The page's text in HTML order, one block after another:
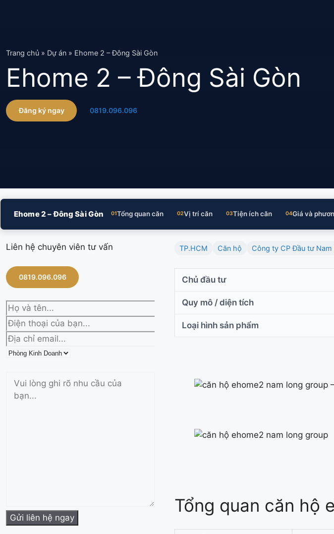
Trang chủ » Dự án » Ehome 2 – Đông Sài Gòn
Ehome 2 – Đông Sài Gòn
Đăng ký ngay 0819.096.096
Ehome 2 – Đông Sài Gòn 01Tổng quan căn 02Vị trí căn 03Tiện ích căn 04Giá và
Liên hệ chuyên viên tư vấn
0819.096.096
TP.HCM Căn hộ Công ty CP Đầu tư Nam
Chủ đầu tư
Quy mô / diện tích
Loại hình sản phẩm
Tổng quan căn hộ